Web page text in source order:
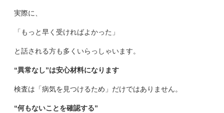
実際に、
「もっと早く受ければよかった」
と話される方も多くいらっしゃいます。
“異常なし”は安心材料になります
検査は「病気を見つけるため」だけではありません。
“何もないことを確認する”